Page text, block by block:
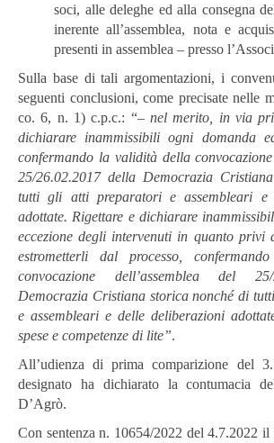
soci, alle deleghe ed alla consegna
inerente all’assemblea, nota e
presenti in assemblea – presso
Sulla base di tali argomentazioni, i
seguenti conclusioni, come precisate nelle
co. 6, n. 1) c.p.c.: “– nel merito, in via
dichiarare inammissibili ogni domanda
confermando la validità della convocazione
25/26.02.2017 della Democrazia
tutti gli atti preparatori e assembleari e
adottate. Rigettare e dichiarare
eccezione degli intervenuti in quanto privi
estrometterli dal processo,
convocazione dell’assemblea del
Democrazia Cristiana storica nonché di
e assembleari e delle deliberazioni
spese e competenze di lite”.
All’udienza di prima comparizione del
designato ha dichiarato la contumacia
D’Agrò.
Con sentenza n. 10654/2022 del 4.7.2022